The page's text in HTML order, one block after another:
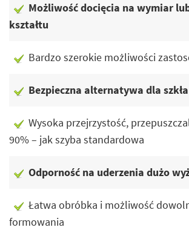
Możliwość docięcia na wymiar
kształtu
Bardzo szerokie możliwości
Bezpieczna alternatywa dla szkła
Wysoka przejrzystość,
90% – jak szyba standardowa
Odporność na uderzenia dużo
Łatwa obróbka i możliwość
formowania